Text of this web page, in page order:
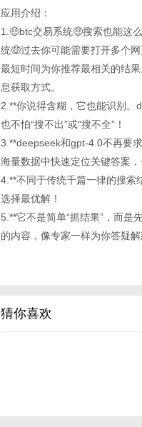
应用介绍：
1.🤑btc交易系统🤑搜索也能这
统🤑过去你可能需要打开多个
最短时间为你推荐最相关的结
息获取方式。
2.**你说得含糊，它也能识别
也不怕“搜不出”或“搜不全”！
3.**deepseek和gpt-4.0不再要
海量数据中快速定位关键答案
4.**不同于传统千篇一律的搜索
选择最优解！
5.**它不是简单“抓结果”，而是
的内容，像专家一样为你答疑
猜你喜欢